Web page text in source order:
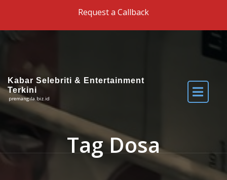
Request a Callback
Kabar Selebriti & Entertainment
Terkini
premangila.biz.id
Tag Dosa